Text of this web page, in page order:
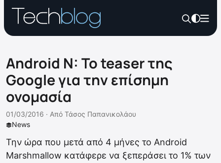
Android N: To teaser της
Google για την επίσημη
ονομασία
News
01/03/2016 · Από Τάσος Παπανικολάου
Την ώρα που μετά από 4 μήνες το Android
Marshmallow κατάφερε να ξεπεράσει το 1% των